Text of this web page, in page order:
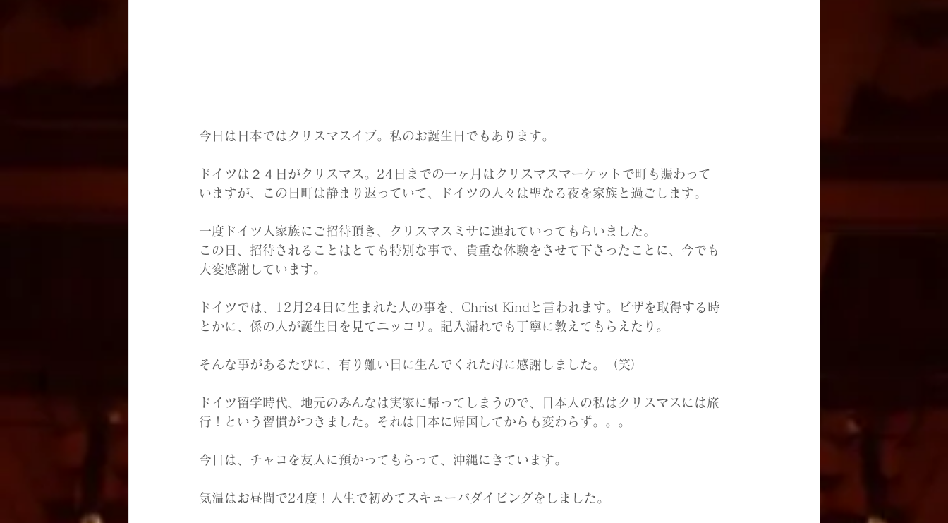
今日は日本ではクリスマスイブ。私のお誕生日でもあります。
ドイツは２４日がクリスマス。24日までの一ヶ月はクリスマスマーケットで町も賑わって
いますが、この日町は静まり返っていて、ドイツの人々は聖なる夜を家族と過ごします。
一度ドイツ人家族にご招待頂き、クリスマスミサに連れていってもらいました。
この日、招待されることはとても特別な事で、貴重な体験をさせて下さったことに、今でも
大変感謝しています。
ドイツでは、12月24日に生まれた人の事を、Christ Kindと言われます。ビザを取得する時
とかに、係の人が誕生日を見てニッコリ。記入漏れでも丁寧に教えてもらえたり。
そんな事があるたびに、有り難い日に生んでくれた母に感謝しました。（笑）
ドイツ留学時代、地元のみんなは実家に帰ってしまうので、日本人の私はクリスマスには旅
行！という習慣がつきました。それは日本に帰国してからも変わらず。。。
今日は、チャコを友人に預かってもらって、沖縄にきています。
気温はお昼間で24度！人生で初めてスキューバダイビングをしました。